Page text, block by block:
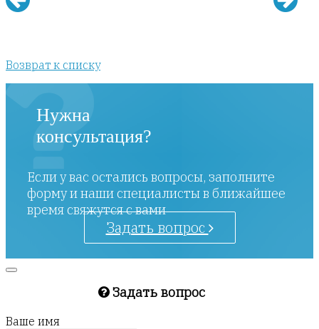
Возврат к списку
Нужна
консультация?
Если у вас остались вопросы, заполните
форму и наши специалисты в ближайшее
время свяжутся с вами
Задать вопрос
Задать вопрос
Ваше имя